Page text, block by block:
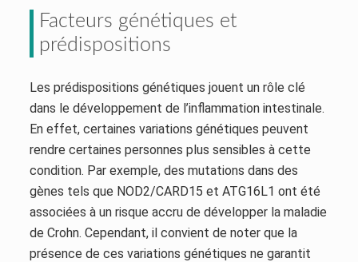
Facteurs génétiques et
prédispositions
Les prédispositions génétiques jouent un rôle clé
dans le développement de l’inflammation intestinale.
En effet, certaines variations génétiques peuvent
rendre certaines personnes plus sensibles à cette
condition. Par exemple, des mutations dans des
gènes tels que NOD2/CARD15 et ATG16L1 ont été
associées à un risque accru de développer la maladie
de Crohn. Cependant, il convient de noter que la
présence de ces variations génétiques ne garantit